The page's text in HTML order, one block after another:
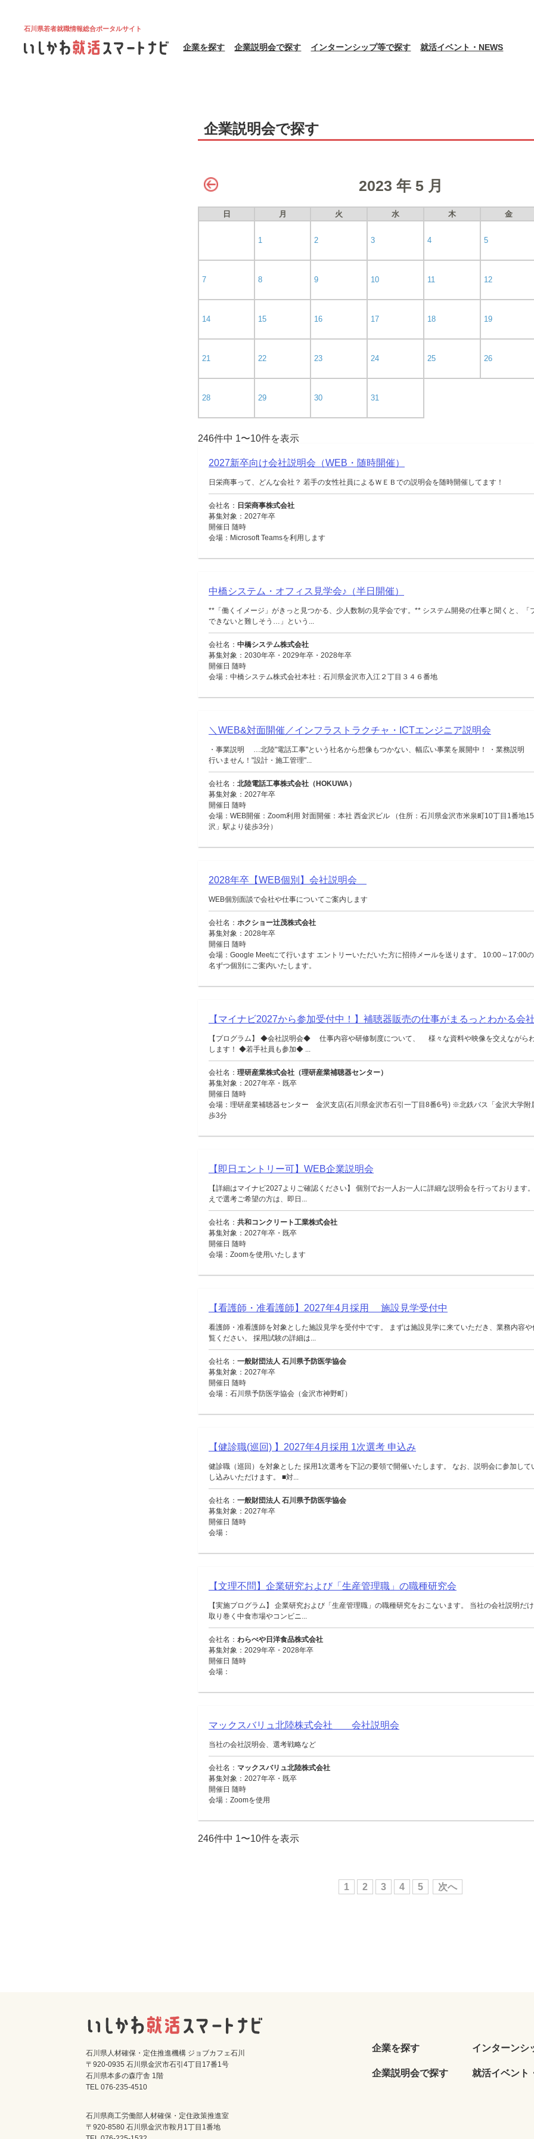
石川県若者就職情報総合ポータルサイト
企業を探す 企業説明会で探す インターンシップ等で探す 就活イベント・NEWS
企業説明会で探す
2023 年 5 月
日 月 火 水 木 金
1 2 3 4 5
7 8 9 10 11 12
14 15 16 17 18 19
21 22 23 24 25 26
28 29 30 31
246件中 1〜10件を表示
2027新卒向け会社説明会（WEB・随時開催）
日栄商事って、どんな会社？ 若手の女性社員によるＷＥＢでの説明会を随時開催してます！
会社名： 日栄商事株式会社
募集対象：2027年卒
開催日 随時
会場：Microsoft Teamsを利用します
中橋システム・オフィス見学会♪（半日開催）
**「働くイメージ」がきっと見つかる、少人数制の見学会です。** システム開発の仕事と聞くと、「
できないと難しそう…」という...
会社名： 中橋システム株式会社
募集対象：2030年卒・2029年卒・2028年卒
開催日 随時
会場：中橋システム株式会社本社：石川県金沢市入江２丁目３４６番地
＼WEB&対面開催／インフラストラクチャ・ICTエンジニア説明会
・事業説明 …北陸"電話工事"という社名から想像もつかない、幅広い事業を展開中！ ・業務説
行いません！"設計・施工管理"...
会社名： 北陸電話工事株式会社（HOKUWA）
募集対象：2027年卒
開催日 随時
会場：WEB開催：Zoom利用 対面開催：本社 西金沢ビル （住所：石川県金沢市米泉町10丁目1番
沢」駅より徒歩3分）
2028年卒【WEB個別】会社説明会
WEB個別面談で会社や仕事についてご案内します
会社名： ホクショー辻茂株式会社
募集対象：2028年卒
開催日 随時
会場：Google Meetにて行います エントリーいただいた方に招待メールを送ります。 10:00～17:00
名ずつ個別にご案内いたします。
【マイナビ2027から参加受付中！】補聴器販売の仕事がまるっとわかる会
【プログラム】 ◆会社説明会◆ 仕事内容や研修制度について、 様々な資料や映像を交えながら
します！ ◆若手社員も参加◆ ...
会社名： 理研産業株式会社（理研産業補聴器センター）
募集対象：2027年卒・既卒
開催日 随時
会場：理研産業補聴器センター 金沢支店(石川県金沢市石引一丁目8番6号) ※北鉄バス「金沢大学附
歩3分
【即日エントリー可】WEB企業説明会
【詳細はマイナビ2027よりご確認ください】 個別でお一人お一人に詳細な説明会を行っております
えで選考ご希望の方は、即日...
会社名： 共和コンクリート工業株式会社
募集対象：2027年卒・既卒
開催日 随時
会場：Zoomを使用いたします
【看護師・准看護師】2027年4月採用 施設見学受付中
看護師・准看護師を対象とした施設見学を受付中です。 まずは施設見学に来ていただき、業務内容
覧ください。 採用試験の詳細は...
会社名： 一般財団法人 石川県予防医学協会
募集対象：2027年卒
開催日 随時
会場：石川県予防医学協会（金沢市神野町）
【健診職(巡回) 】2027年4月採用 1次選考 申込み
健診職（巡回）を対象とした 採用1次選考を下記の要領で開催いたします。 なお、説明会に参加して
し込みいただけます。 ■対...
会社名： 一般財団法人 石川県予防医学協会
募集対象：2027年卒
開催日 随時
会場：
【文理不問】企業研究および「生産管理職」の職種研究会
【実施プログラム】 企業研究および「生産管理職」の職種研究をおこないます。 当社の会社説明だ
取り巻く中食市場やコンビニ...
会社名： わらべや日洋食品株式会社
募集対象：2029年卒・2028年卒
開催日 随時
会場：
マックスバリュ北陸株式会社 会社説明会
当社の会社説明会、選考戦略など
会社名： マックスバリュ北陸株式会社
募集対象：2027年卒・既卒
開催日 随時
会場：Zoomを使用
246件中 1〜10件を表示
1 2 3 4 5 次へ
石川県人材確保・定住推進機構 ジョブカフェ石川
〒920-0935 石川県金沢市石引4丁目17番1号
石川県本多の森庁舎 1階
TEL 076-235-4510
石川県商工労働部人材確保・定住政策推進室
〒920-8580 石川県金沢市鞍月1丁目1番地
企業を探す
企業説明会で探す
インターンシ
就活イベント